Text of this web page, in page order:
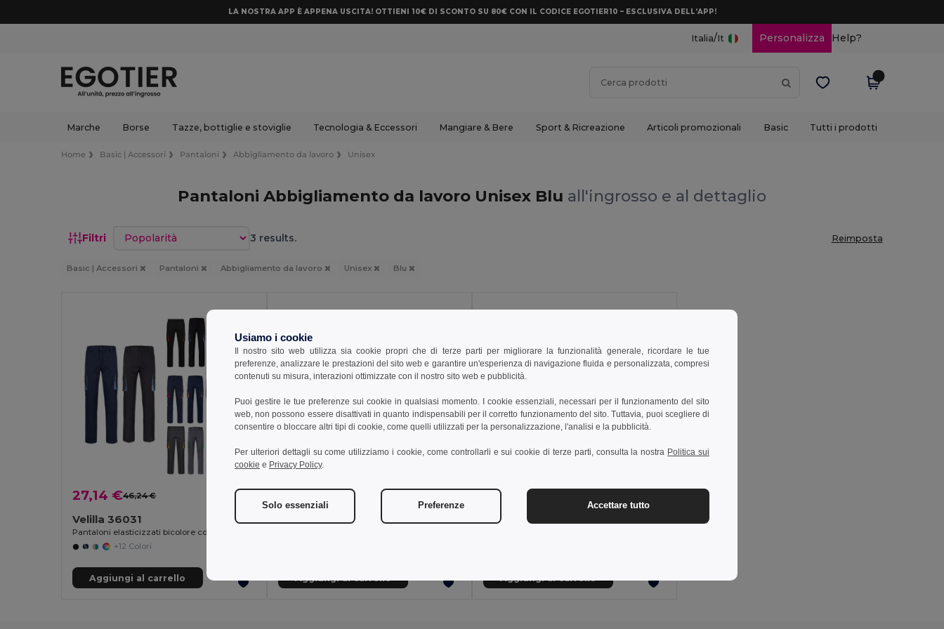
LA NOSTRA APP È APPENA USCITA! OTTIENI 10€ DI SCONTO SU 80€ CON IL CODICE EGOTIER10 – ESCLUSIVA DELL’APP!
Italia/It Personalizza Help?
Marche Borse Tazze, bottiglie e stoviglie Tecnologia & Eccessori Mangiare & Bere Sport & Ricreazione Articoli promozionali Basic Tutti i prodotti
Home Basic | Accessori Pantaloni Abbigliamento da lavoro Unisex
Pantaloni Abbigliamento da lavoro Unisex Blu all'ingrosso e al dettaglio
Filtri Ordina per 3 results. Reimposta
Basic | Accessori Pantaloni Abbigliamento da lavoro Unisex Blu
27,14 €46,24 € -41%
Velilla 36031
+12 Colori
Aggiungi al carrello
24,24 € 43,17 €
Velilla 36003
22,87 €
Velilla 36029
Usiamo i cookie
Il nostro sito web utilizza sia cookie propri che di terze parti per migliorare la funzionalità generale, ricordare le tue
preferenze, analizzare le prestazioni del sito web e garantire un'esperienza di navigazione fluida e personalizzata, compresi
contenuti su misura, interazioni ottimizzate con il nostro sito web e pubblicità.
Puoi gestire le tue preferenze sui cookie in qualsiasi momento. I cookie essenziali, necessari per il funzionamento del sito
web, non possono essere disattivati in quanto indispensabili per il corretto funzionamento del sito. Tuttavia, puoi scegliere di
consentire o bloccare altri tipi di cookie, come quelli utilizzati per la personalizzazione, l'analisi e la pubblicità.
Per ulteriori dettagli su come utilizziamo i cookie, come controllarli e sui cookie di terze parti, consulta la nostra Politica sui
cookie e Privacy Policy.
Solo essenziali Preferenze Accettare tutto